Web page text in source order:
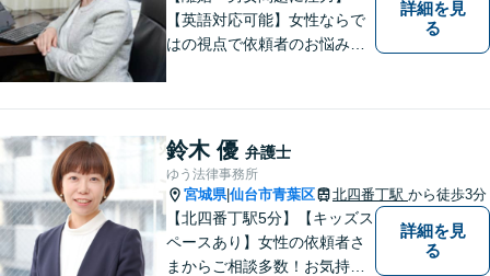
【英語対応可能】女性ならで
はの視点で依頼者のお悩みに
男女問題やセクハラ事件など
のお困り事がございました
ら、お気軽にご相談くださ
い。
詳細を見
る
鈴木 優 弁護士
ゆう法律事務所
宮城県|仙台市青葉区 北四番丁駅 から徒歩3分
【北四番丁駅5分】【キッズス
ペースあり】女性の依頼者さ
まからご相談多数！お気持ち
詳細を見
る